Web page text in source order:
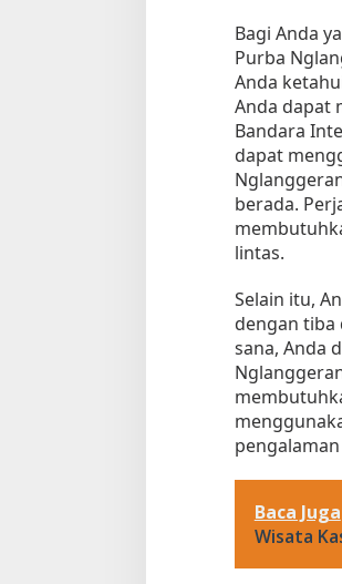
Bagi Anda
Purba
Anda
Anda dapat
Bandara
dapat
berada.
lintas.
Selain itu,
dengan tiba
sana, Anda
Baca Juga
Wisata
Tempat Makan All You Can Eat di
3 Januari 2025